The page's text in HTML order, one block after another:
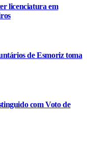
licenciatura em
de Esmoriz toma
com Voto de